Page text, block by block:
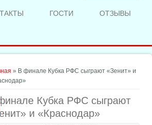
поиска
ГОСТИ ОТЗЫВЫ
» В финале Кубка РФС сыграют «Зенит» и
Кубка РФС сыграют
и «Краснодар»